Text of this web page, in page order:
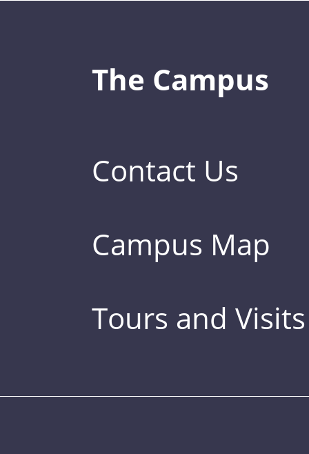
The Campus
Contact Us
Campus Map
Tours and Visits